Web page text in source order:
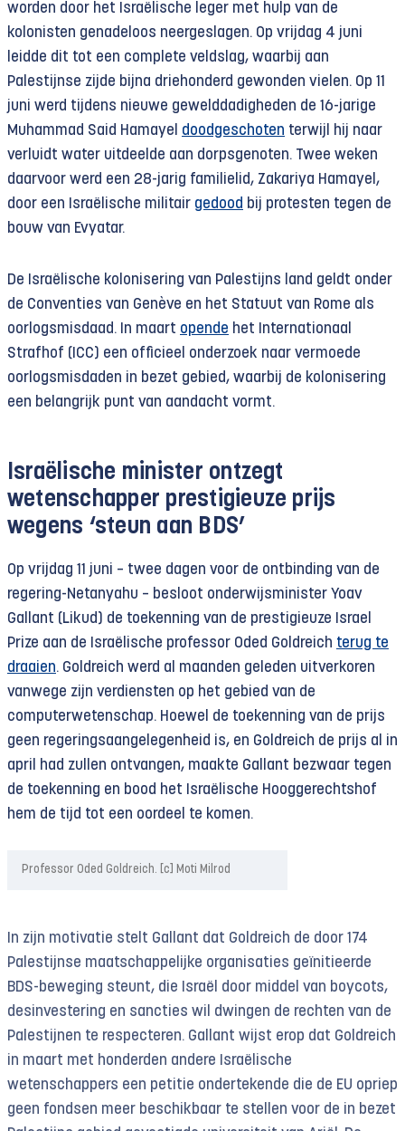
worden door het Israëlische leger met hulp van de
kolonisten genadeloos neergeslagen. Op vrijdag 4 juni
leidde dit tot een complete veldslag, waarbij aan
Palestijnse zijde bijna driehonderd gewonden vielen. Op 11
juni werd tijdens nieuwe gewelddadigheden de 16-jarige
Muhammad Said Hamayel doodgeschoten terwijl hij naar
verluidt water uitdeelde aan dorpsgenoten. Twee weken
daarvoor werd een 28-jarig familielid, Zakariya Hamayel,
door een Israëlische militair gedood bij protesten tegen de
bouw van Evyatar.
De Israëlische kolonisering van Palestijns land geldt onder
de Conventies van Genève en het Statuut van Rome als
oorlogsmisdaad. In maart opende het Internationaal
Strafhof (ICC) een officieel onderzoek naar vermoede
oorlogsmisdaden in bezet gebied, waarbij de kolonisering
een belangrijk punt van aandacht vormt.
Israëlische minister ontzegt
wetenschapper prestigieuze prijs
wegens ‘steun aan BDS’
Op vrijdag 11 juni – twee dagen voor de ontbinding van de
regering-Netanyahu – besloot onderwijsminister Yoav
Gallant (Likud) de toekenning van de prestigieuze Israel
Prize aan de Israëlische professor Oded Goldreich terug te
draaien. Goldreich werd al maanden geleden uitverkoren
vanwege zijn verdiensten op het gebied van de
computerwetenschap. Hoewel de toekenning van de prijs
geen regeringsaangelegenheid is, en Goldreich de prijs al in
april had zullen ontvangen, maakte Gallant bezwaar tegen
de toekenning en bood het Israëlische Hooggerechtshof
hem de tijd tot een oordeel te komen.
Professor Oded Goldreich. [c] Moti Milrod
In zijn motivatie stelt Gallant dat Goldreich de door 174
Palestijnse maatschappelijke organisaties geïnitieerde
BDS-beweging steunt, die Israël door middel van boycots,
desinvestering en sancties wil dwingen de rechten van de
Palestijnen te respecteren. Gallant wijst erop dat Goldreich
in maart met honderden andere Israëlische
wetenschappers een petitie ondertekende die de EU opriep
geen fondsen meer beschikbaar te stellen voor de in bezet